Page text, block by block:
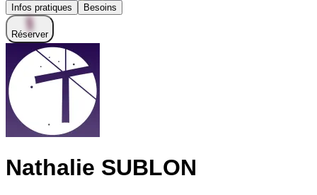
Infos pratiques Besoins
Réserver
Nathalie SUBLON